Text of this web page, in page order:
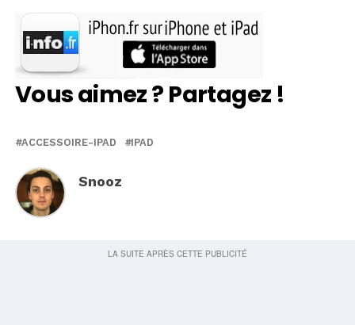
Vous aimez ? Partagez !
ACCESSOIRE-IPAD IPAD
Snooz